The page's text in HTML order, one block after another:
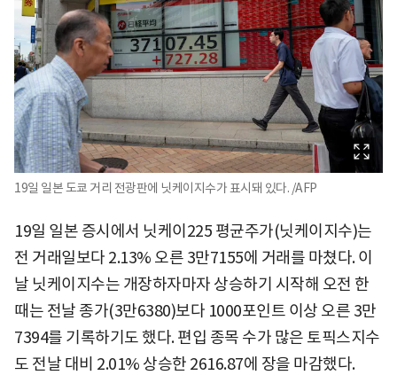
19일 일본 도쿄 거리 전광판에 닛케이지수가 표시돼 있다. /AFP
19일 일본 증시에서 닛케이225 평균주가(닛케이지수)는
전 거래일보다 2.13% 오른 3만7155에 거래를 마쳤다. 이
날 닛케이지수는 개장하자마자 상승하기 시작해 오전 한
때는 전날 종가(3만6380)보다 1000포인트 이상 오른 3만
7394를 기록하기도 했다. 편입 종목 수가 많은 토픽스지수
도 전날 대비 2.01% 상승한 2616.87에 장을 마감했다.